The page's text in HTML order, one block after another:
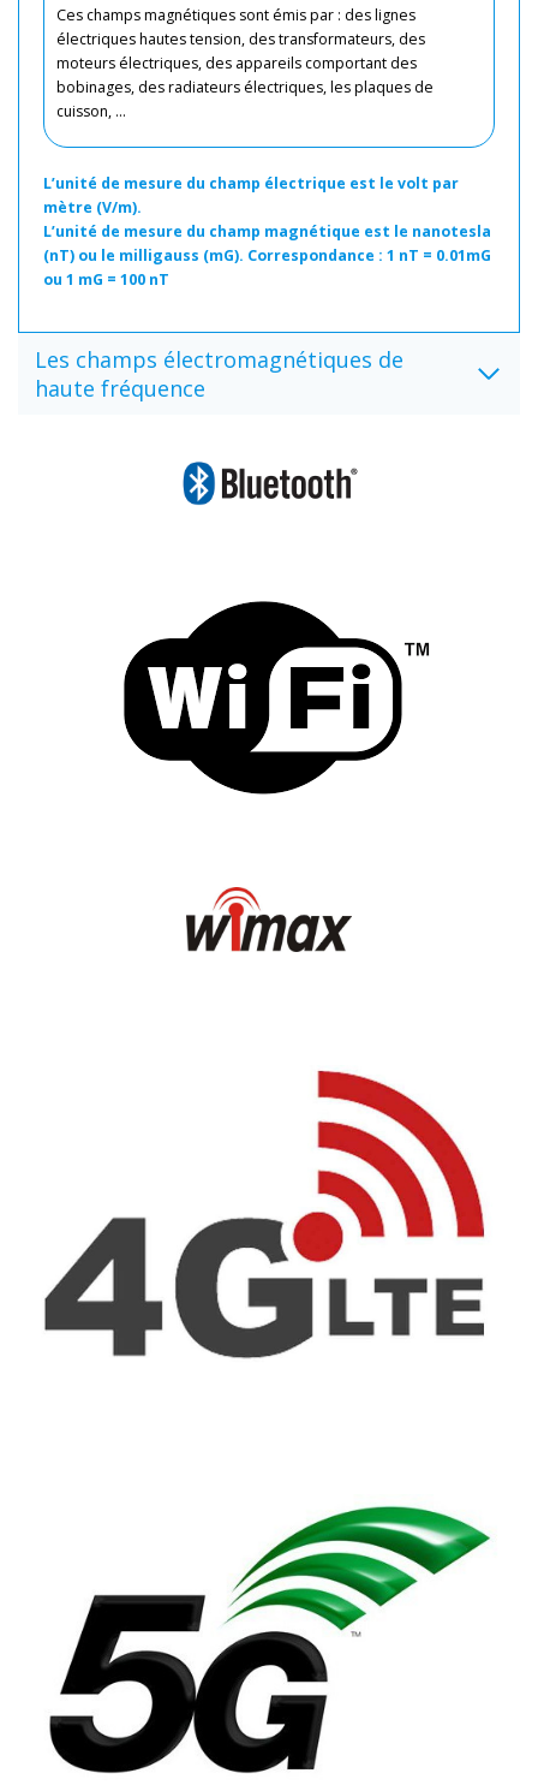
Ces champs magnétiques sont émis par : des lignes
électriques hautes tension, des transformateurs, des
moteurs électriques, des appareils comportant des
bobinages, des radiateurs électriques, les plaques de
cuisson, …
L’unité de mesure du champ électrique est le volt par
mètre (V/m).
L’unité de mesure du champ magnétique est le nanotesla
(nT) ou le milligauss (mG). Correspondance : 1 nT = 0.01mG
ou 1 mG = 100 nT
Les champs électromagnétiques de
haute fréquence